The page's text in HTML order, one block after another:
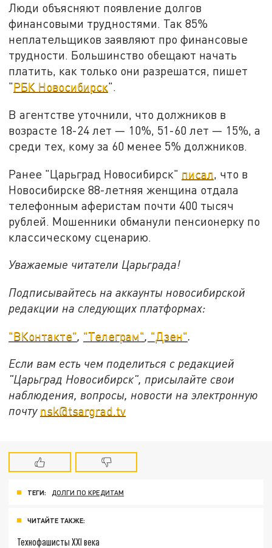
Люди объясняют появление долгов
финансовыми трудностями. Так 85%
неплательщиков заявляют про финансовые
трудности. Большинство обещают начать
платить, как только они разрешатся, пишет
"РБК Новосибирск".
В агентстве уточнили, что должников в
возрасте 18-24 лет — 10%, 51-60 лет — 15%, а
среди тех, кому за 60 менее 5% должников.
Ранее "Царьград Новосибирск" писал , что в
Новосибирске 88-летняя женщина отдала
телефонным аферистам почти 400 тысяч
рублей. Мошенники обманули пенсионерку по
классическому сценарию.
Уважаемые читатели Царьграда!
Подписывайтесь на аккаунты новосибирской
редакции на следующих платформах:
"ВКонтакте" "Телеграм" "Дзен"
Если вам есть чем поделиться с редакцией
"Царьград Новосибирск", присылайте свои
наблюдения, вопросы, новости на электронную
почту nsk@tsargrad.tv
ТЕГИ: ДОЛГИ ПО КРЕДИТАМ
ЧИТАЙТЕ ТАКЖЕ:
Технофашисты XXI века